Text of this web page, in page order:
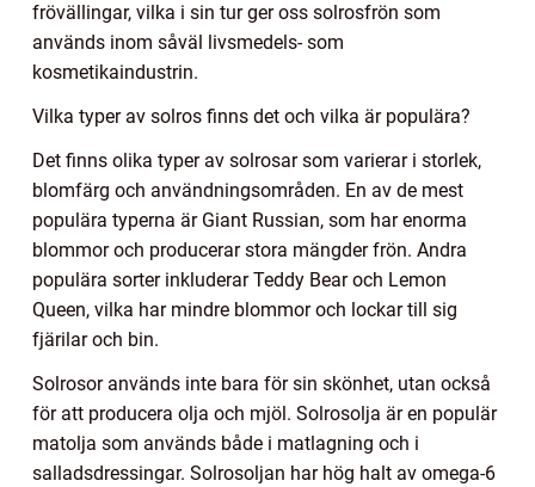
frövällingar, vilka i sin tur ger oss solrosfrön som
används inom såväl livsmedels- som
kosmetikaindustrin.
Vilka typer av solros finns det och vilka är populära?
Det finns olika typer av solrosar som varierar i storlek,
blomfärg och användningsområden. En av de mest
populära typerna är Giant Russian, som har enorma
blommor och producerar stora mängder frön. Andra
populära sorter inkluderar Teddy Bear och Lemon
Queen, vilka har mindre blommor och lockar till sig
fjärilar och bin.
Solrosor används inte bara för sin skönhet, utan också
för att producera olja och mjöl. Solrosolja är en populär
matolja som används både i matlagning och i
salladsdressingar. Solrosoljan har hög halt av omega-6